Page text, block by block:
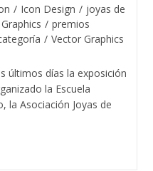
/ Icon Design / joyas de
/ premios
/ Vector Graphics
últimos días la exposición
la Escuela
la Asociación Joyas de